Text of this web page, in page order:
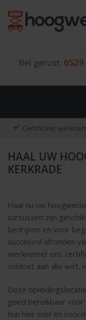
content
Bel gerust:
Certificeer
HAAL UW
KERKRADE
Haal nu uw
cursussen zijn
bedrijven en voor
succesvol afronden
werknemer ons
voldoet aan alle wet,
Deze
goed bereikbaar
hun hier snel en